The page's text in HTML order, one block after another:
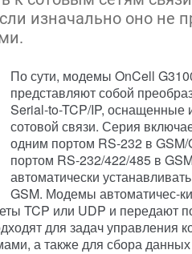
изначально оно не
По сути, модемы OnCell
представляют собой
Serial-to-TCP/IP, оснащенные
сотовой связи. Серия
одним портом RS-232 в
портом RS-232/422/485 в
автоматически
GSM. Модемы автоматичес-
TCP или UDP и передают
для задач управления
а также для сбора данных